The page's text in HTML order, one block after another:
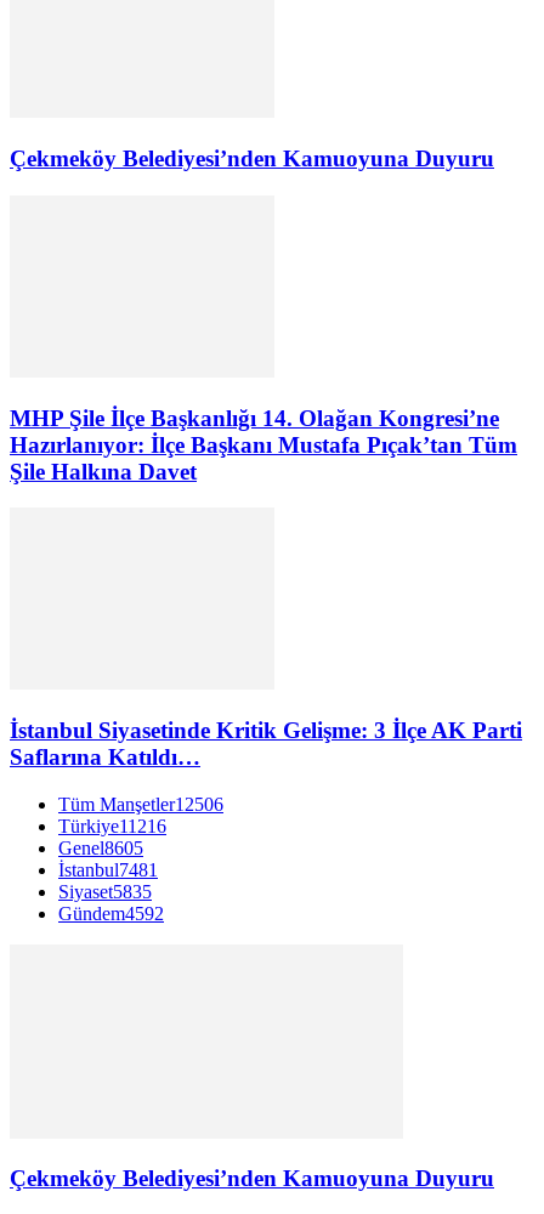
Çekmeköy Belediyesi’nden Kamuoyuna Duyuru
MHP Şile İlçe Başkanlığı 14. Olağan Kongresi’ne
Hazırlanıyor: İlçe Başkanı Mustafa Pıçak’tan Tüm
Şile Halkına Davet
İstanbul Siyasetinde Kritik Gelişme: 3 İlçe AK Parti
Saflarına Katıldı…
Tüm Manşetler12506
Türkiye11216
Genel8605
İstanbul7481
Siyaset5835
Gündem4592
Çekmeköy Belediyesi’nden Kamuoyuna Duyuru